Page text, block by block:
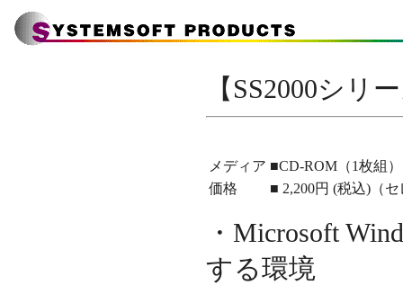
【SS2000シ
メディア ■CD-ROM（1枚組）
価格
■ 2,200円 (税込)（
・Microsoft
する環境